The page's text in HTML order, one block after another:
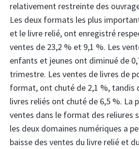
relativement restreinte des
Les deux formats les plus
et le livre relié, ont enregistré
ventes de 23,2 % et 9,1 %. Les
enfants et jeunes ont diminué de
trimestre. Les ventes de livres de
format, ont chuté de 2,1 %, tandis
livres reliés ont chuté de 6,5 %. La
ventes dans le format des reliures
les deux domaines numériques a
baisse des ventes du livre relié et